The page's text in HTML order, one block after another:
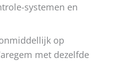
systemen en
op
met dezelfde